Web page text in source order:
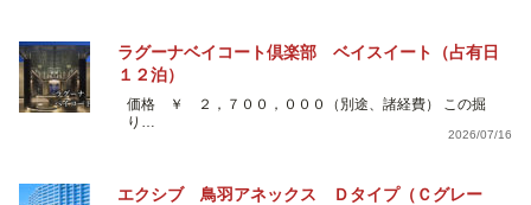
ラグーナベイコート倶楽部 ベイスイート（占有日
１２泊）
価格 ￥ ２，７００，０００（別途、諸経費） この掘
り…
2026/07/16
エクシブ 鳥羽アネックス Ｄタイプ（Ｃグレー